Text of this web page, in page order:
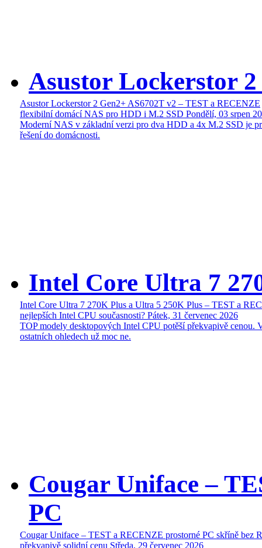
Asustor Lockerstor
Asustor Lockerstor 2 Gen2+ AS6702T v2 – TEST a RECENZE
flexibilní domácí NAS pro HDD i M.2 SSD Pondělí, 03 srpen
Moderní NAS v základní verzi pro dva HDD a 4x M.2 SSD je
řešení do domácnosti.
Intel Core Ultra 7
Intel Core Ultra 7 270K Plus a Ultra 5 250K Plus – TEST a
nejlepších Intel CPU současnosti? Pátek, 31 červenec 2026
TOP modely desktopových Intel CPU potěší překvapivě cenou.
ostatních ohledech už moc ne.
Cougar Uniface –
PC
Cougar Uniface – TEST a RECENZE prostorné PC skříně bez
překvapivě solidní cenu Středa, 29 červenec 2026